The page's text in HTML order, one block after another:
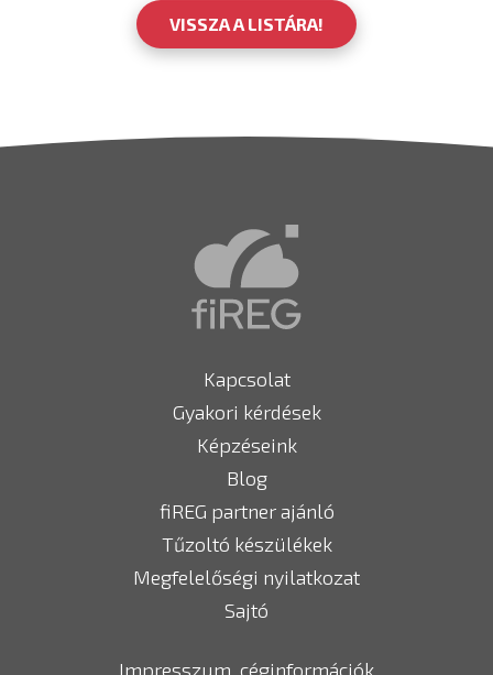
VISSZA A LISTÁRA!
Kapcsolat
Gyakori kérdések
Képzéseink
Blog
fiREG partner ajánló
Tűzoltó készülékek
Megfelelőségi nyilatkozat
Sajtó
Impresszum, céginformációk